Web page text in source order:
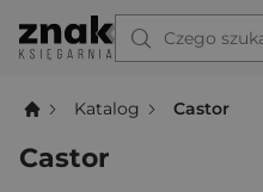
Czego
Katalog Castor
Castor